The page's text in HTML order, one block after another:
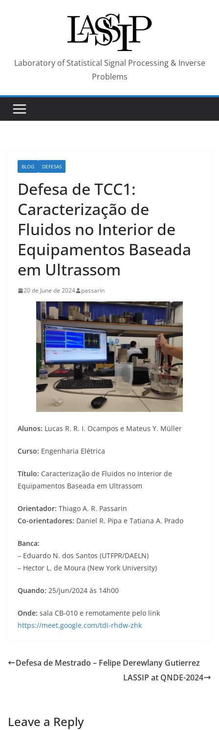
Laboratory of Statistical Signal Processing & Inverse
Problems
BLOG DEFESAS
Defesa de TCC1:
Caracterização de
Fluidos no Interior de
Equipamentos Baseada
em Ultrassom
20 de June de 2024 passarin
Alunos: Lucas R. R. I. Ocampos e Mateus Y. Müller
Curso: Engenharia Elétrica
Título: Caracterização de Fluidos no Interior de
Equipamentos Baseada em Ultrassom
Orientador: Thiago A. R. Passarin
Co-orientadores: Daniel R. Pipa e Tatiana A. Prado
Banca:
– Eduardo N. dos Santos (UTFPR/DAELN)
– Hector L. de Moura (New York University)
Quando: 25/jun/2024 às 14h00
Onde: sala CB-010 e remotamente pelo link
https://meet.google.com/tdi-rhdw-zhk
Defesa de Mestrado – Felipe Derewlany Gutierrez
LASSIP at QNDE-2024
Leave a Reply